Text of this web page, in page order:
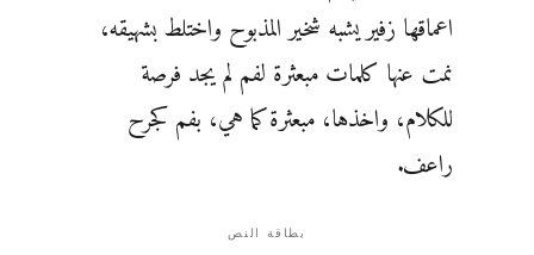
اعماقها زفير يشبه شخير المذبوح واختلط بشهيقه،
نمت عنها كلمات مبعثرة لفم لم يجد فرصة
للكلام، واخذها، مبعثرة كما هي، بفم كجرح
راعف.
بطاقة النص